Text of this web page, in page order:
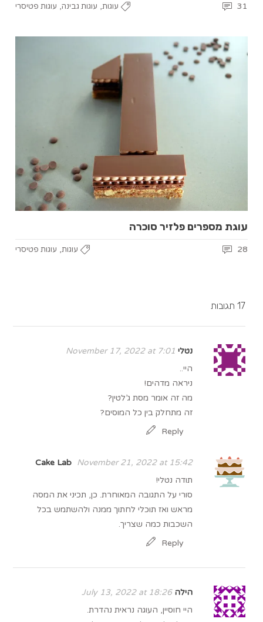
עוגות, עוגות גבינה, עוגות פטיסרי 31
עוגת מספרים פלזיר סוכרה
עוגות, עוגות פטיסרי 28
17 תגובות
נטלי November 17, 2022 at 7:01
היי..
ניראה מדהים!
מה זה אומר מסת ג’לטין?
זה מתחלק בין כל המוסים?
Reply
Cake Lab
November 21, 2022 at 15:42
תודה נטלי!
סורי על התגובה המאוחרת. כן, תכיני את המסה
מראש ואז תוכלי לחתוך ממנה ולהשתמש בכל
השכבות כמה שצריך.
Reply
הילה July 13, 2022 at 18:26
היי חוסיין, העוגה נראית נהדרת.